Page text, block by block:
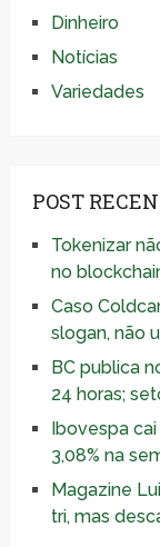
Dinheiro
Notícias
Variedades
POST
Tokenizar
no
Caso
slogan, não
BC publica
24 horas;
Ibovespa
3,08% na
Magazine
tri, mas